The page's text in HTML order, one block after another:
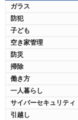
ガラス
防犯
子ども
空き家管理
防災
掃除
働き方
一人暮らし
サイバーセキュリティ
引越し